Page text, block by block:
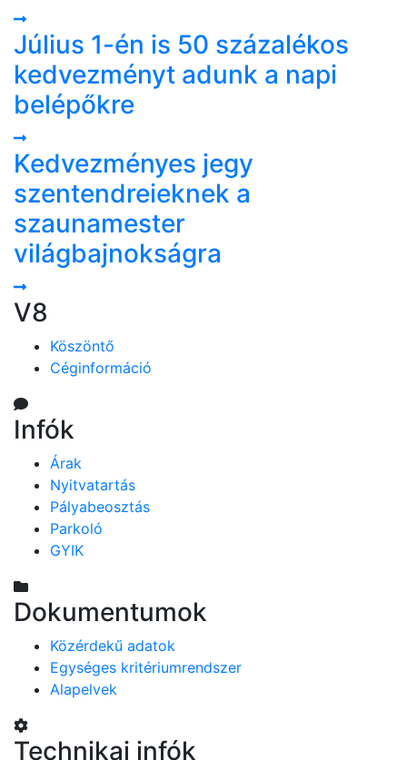
Július 1-én is 50 százalékos
kedvezményt adunk a napi
belépőkre
Kedvezményes jegy
szentendreieknek a
szaunamester
világbajnokságra
V8
Köszöntő
Céginformáció
Infók
Árak
Nyitvatartás
Pályabeosztás
Parkoló
GYIK
Dokumentumok
Közérdekű adatok
Egységes kritériumrendszer
Alapelvek
Technikai infók